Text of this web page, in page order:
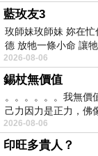
藍玫友3
玫師妹玫師妹 妳在
德 放牠一條小命 讓
2026-08-06
錫杖無價值
。。。。。。我無價
己力因力是正力，佛
2026-08-06
印旺多貴人？